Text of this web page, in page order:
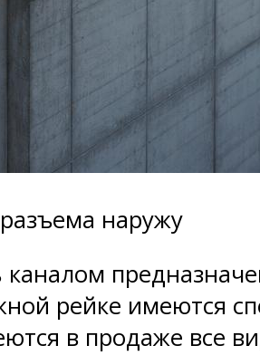
наружу
рейке имеются
в продаже все